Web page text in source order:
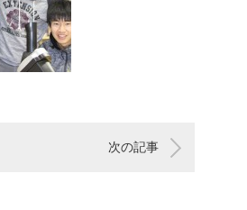
次の記事